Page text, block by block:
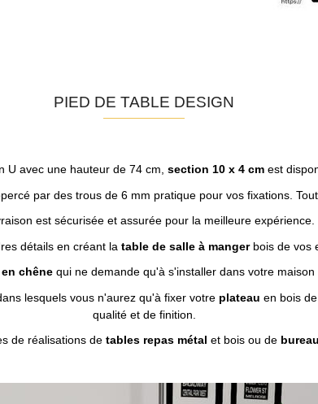
PIED DE TABLE DESIGN
U avec une hauteur de 74 cm, section 10 x 4 cm est
par des trous de 6 mm pratique pour vos fixations.
est sécurisée et assurée pour la meilleure expérience.
détails en créant la table de salle à mangerbois de vos
chêne qui ne demande qu'à s'installer dans votre
lesquels vous n'aurez qu'à fixer votre plateau en bois
qualité et de finition.
de réalisations de tables repas métal et bois ou de